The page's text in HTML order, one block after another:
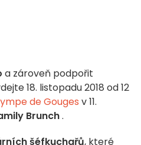
a zároveň podpořit
18. listopadu 2018 od 12
de Gouges v 11.
Brunch.
šéfkuchařů, které